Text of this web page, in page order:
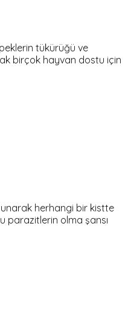
tükürüğü ve
birçok hayvan dostu için
herhangi bir kistte
parazitlerin olma şansı